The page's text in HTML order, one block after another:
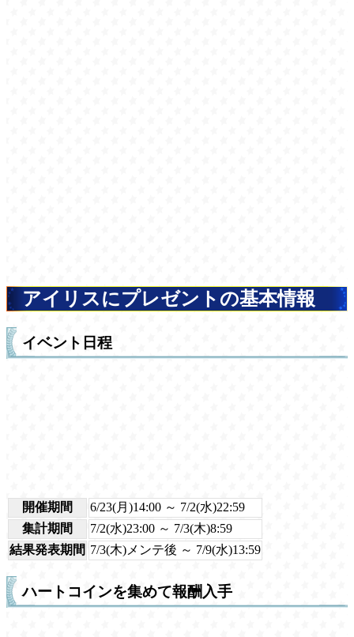
アイリスにプレゼントの基本情報
イベント日程
開催期間
6/23(月)14:00 ～ 7/2(水)22:59
集計期間
7/2(水)23:00 ～ 7/3(木)8:59
結果発表期間 7/3(木)メンテ後 ～ 7/9(水)13:59
ハートコインを集めて報酬入手